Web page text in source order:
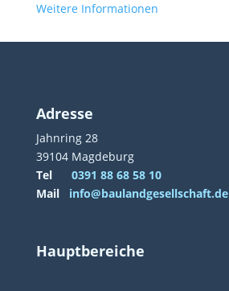
Weitere Informationen
Adresse
Jahnring 28
39104 Magdeburg
Tel
0391 88 68 58 10
Mail info@baulandgesellschaft.de
Hauptbereiche